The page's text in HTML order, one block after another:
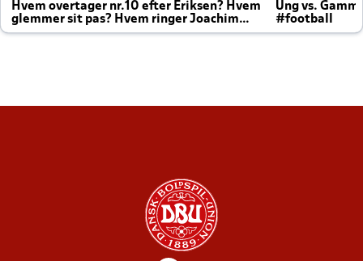
Hvem overtager nr.10 efter Eriksen? Hvem
glemmer sit pas? Hvem ringer Joachim
altid til efter kampe?
Ung vs.
#football